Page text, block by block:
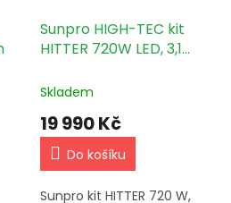
Sunpro HIGH-TEC kit
HITTER 720W LED, 3,1
White 150x150x220cm
Skladem
19 990 Kč
Do košíku
Sunpro kit HITTER 720 W,